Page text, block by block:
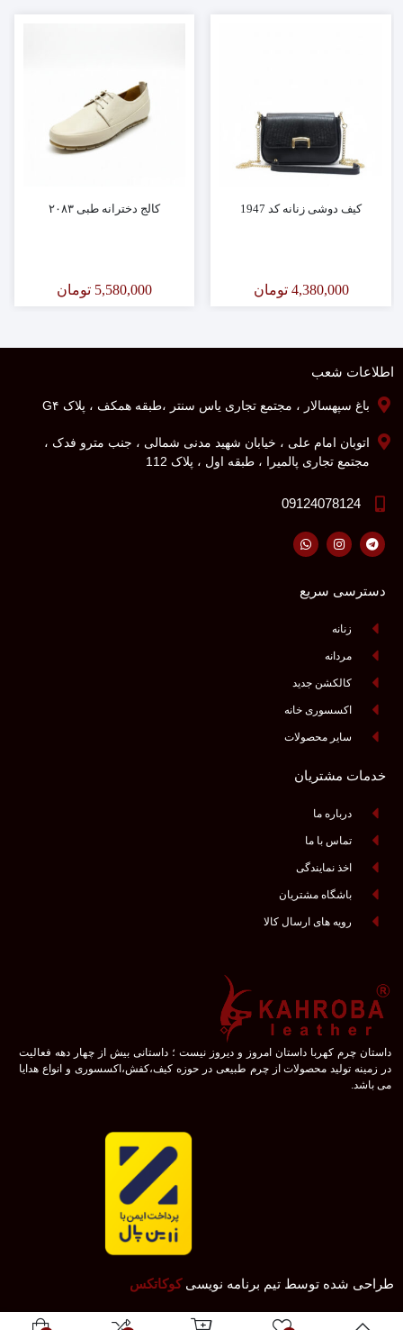
کیف دوشی زنانه کد 1947
4,380,000 تومان
کالج دخترانه طبی ۲۰۸۳
5,580,000 تومان
اطلاعات شعب
باغ سپهسالار ، مجتمع تجاری یاس سنتر ،طبقه همکف ، پلاک G۴
اتوبان امام علی ، خیابان شهید مدنی شمالی ، جنب مترو فدک ،
مجتمع تجاری پالمیرا ، طبقه اول ، پلاک 112
09124078124
دسترسی سریع
زنانه
مردانه
کالکشن جدید
اکسسوری خانه
سایر محصولات
خدمات مشتریان
درباره ما
تماس با ما
اخذ نمایندگی
باشگاه مشتریان
رویه های ارسال کالا
داستان چرم کهربا داستان امروز و دیروز نیست ؛ داستانی بیش از چهار دهه فعالیت
در زمینه تولید محصولات از چرم طبیعی در حوزه کیف،کفش،اکسسوری و انواع هدایا
می باشد.
طراحی شده توسط تیم برنامه نویسیکوکاتکس